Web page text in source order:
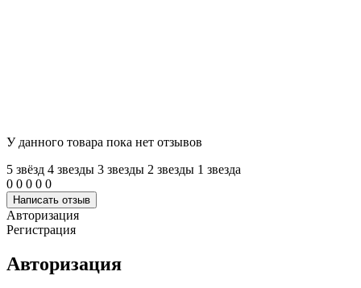
У данного товара пока нет отзывов
5 звёзд 4 звeзды 3 звeзды 2 звeзды 1 звeзда
0 0 0 0 0
Написать отзыв
Авторизация
Регистрация
Авторизация